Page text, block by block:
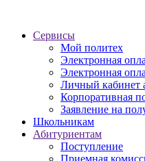
Сервисы
Мой политех
Электронная
Электронная
Личный кабинет
Корпоративная
Заявление на
Школьникам
Абитуриентам
Поступление
Приемная